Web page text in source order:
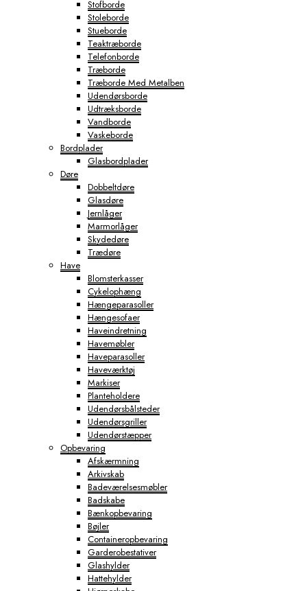
Stofborde
Stoleborde
Stueborde
Teaktræborde
Telefonborde
Træborde
Træborde Med Metalben
Udendørsborde
Udtræksborde
Vandborde
Vaskeborde
Bordplader
Glasbordplader
Døre
Dobbeltdøre
Glasdøre
Jernlåger
Marmorlåger
Skydedøre
Trædøre
Have
Blomsterkasser
Cykelophæng
Hængeparasoller
Hængesofaer
Haveindretning
Havemøbler
Haveparasoller
Haveværktøj
Markiser
Planteholdere
Udendørsbålsteder
Udendørsgriller
Udendørstæpper
Opbevaring
Afskærmning
Arkivskab
Badeværelsesmøbler
Badskabe
Bænkopbevaring
Bøjler
Containeropbevaring
Garderobestativer
Glashylder
Hattehylder